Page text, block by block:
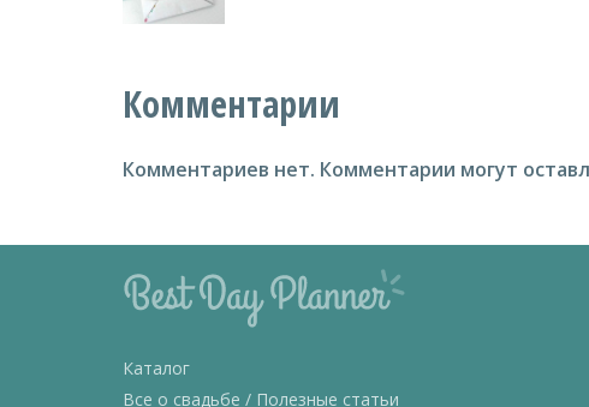
Комментарии
Комментариев нет. Комментарии могут
Каталог
Все о свадьбе / Полезные статьи